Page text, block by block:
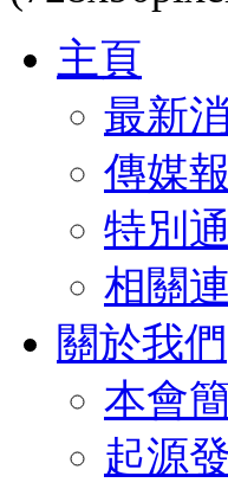
主頁
最新
傳媒
特別
相關
關於我們
本會
起源